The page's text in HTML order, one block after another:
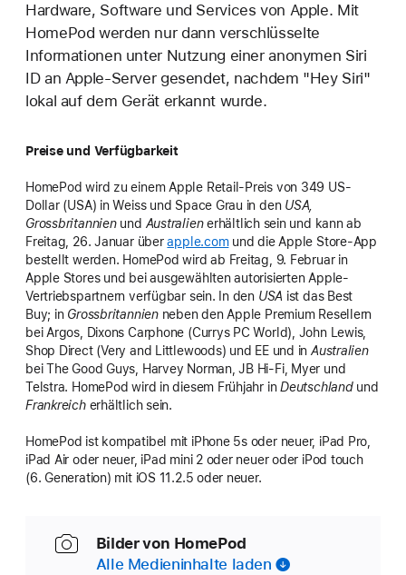
Hardware, Software und Services von Apple. Mit
HomePod werden nur dann verschlüsselte
Informationen unter Nutzung einer anonymen Siri
ID an Apple-Server gesendet, nachdem "Hey Siri"
lokal auf dem Gerät erkannt wurde.
Preise und Verfügbarkeit
HomePod wird zu einem Apple Retail-Preis von 349 US-
Dollar (USA) in Weiss und Space Grau in den USA,
Grossbritannienund Australienerhältlich sein und kann ab
Freitag, 26. Januar überapple.comund die Apple Store-App
bestellt werden. HomePod wird ab Freitag, 9. Februar in
Apple Stores und bei ausgewählten autorisierten Apple-
Vertriebspartnern verfügbar sein. In den USA ist das Best
Buy; in Grossbritannienneben den Apple Premium Resellern
bei Argos, Dixons Carphone (Currys PC World), John Lewis,
Shop Direct (Very and Littlewoods) und EE und inAustralien
bei The Good Guys, Harvey Norman, JB Hi-Fi, Myer und
Telstra. HomePod wird in diesem Frühjahr inDeutschlandund
Frankreicherhältlich sein.
HomePod ist kompatibel mit iPhone 5s oder neuer, iPad Pro,
iPad Air oder neuer, iPad mini 2 oder neuer oder iPod touch
(6. Generation) mit iOS 11.2.5 oder neuer.
Bilder von HomePod
Alle Medieninhalte laden